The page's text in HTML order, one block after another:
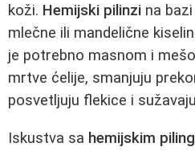
koži. Hemijski pilinzi na
mlečne ili mandelične
je potrebno masnom i
mrtve ćelije, smanjuju
posvetljuju flekice i
Iskustva sa hemijskim